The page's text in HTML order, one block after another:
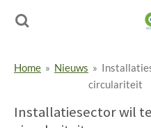
Ga
direct
deHome » Nieuws »
circulariteit
Installatiesector wil